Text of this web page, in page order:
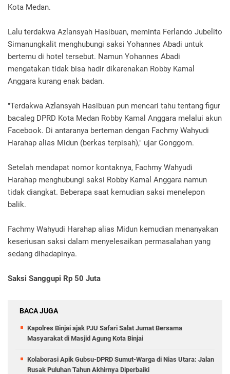
Kota Medan.
Lalu terdakwa Azlansyah Hasibuan, meminta Ferlando Jubelito
Simanungkalit menghubungi saksi Yohannes Abadi untuk
bertemu di hotel tersebut. Namun Yohannes Abadi
mengatakan tidak bisa hadir dikarenakan Robby Kamal
Anggara kurang enak badan.
"Terdakwa Azlansyah Hasibuan pun mencari tahu tentang figur
bacaleg DPRD Kota Medan Robby Kamal Anggara melalui akun
Facebook. Di antaranya berteman dengan Fachmy Wahyudi
Harahap alias Midun (berkas terpisah)," ujar Gonggom.
Setelah mendapat nomor kontaknya, Fachmy Wahyudi
Harahap menghubungi saksi Robby Kamal Anggara namun
tidak diangkat. Beberapa saat kemudian saksi menelepon
balik.
Fachmy Wahyudi Harahap alias Midun kemudian menanyakan
keseriusan saksi dalam menyelesaikan permasalahan yang
sedang dihadapinya.
Saksi Sanggupi Rp 50 Juta
BACA JUGA
Kapolres Binjai ajak PJU Safari Salat Jumat Bersama
Masyarakat di Masjid Agung Kota Binjai
Kolaborasi Apik Gubsu-DPRD Sumut-Warga di Nias Utara: Jalan
Rusak Puluhan Tahun Akhirnya Diperbaiki